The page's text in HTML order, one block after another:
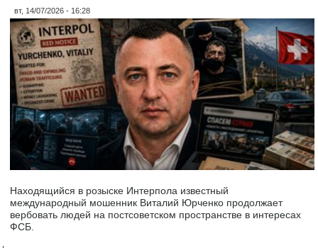
вт, 14/07/2026 - 16:28
Находящийся в розыске Интерпола известный
международный мошенник Виталий Юрченко продолжает
вербовать людей на постсоветском пространстве в интересах
ФСБ.